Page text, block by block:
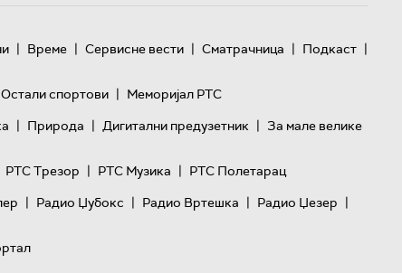
| Време | Сервисне вести | Сматрачница | Подкаст |
Остали спортови | Меморијал РТС
| Природа | Дигитални предузетник | За мале велике
РТС Трезор | РТС Музика | РТС Полетарац
| Радио Џубокс | Радио Вртешка | Радио Џезер |